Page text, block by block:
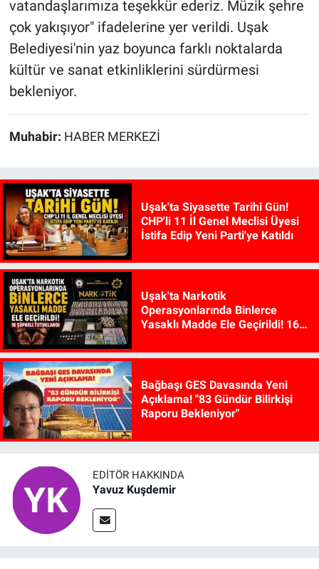
vatandaşlarımıza teşekkür ederiz. Müzik şehre
çok yakışıyor" ifadelerine yer verildi. Uşak
Belediyesi'nin yaz boyunca farklı noktalarda
kültür ve sanat etkinliklerini sürdürmesi
bekleniyor.
Muhabir: HABER MERKEZİ
Uşak'ta Siyasette Tarihi Gün!
CHP'li 11 İl Genel Meclisi Üyesi
İstifa Edip Yeni Parti'ye Katıldı
Uşak'ta Narkotik
Operasyonlarında Binlerce
Yasaklı Madde Ele Geçirildi! 16
Bağbaşı GES Davasında Yeni
Açıklama! "83 Gündür Bilirkişi
Raporu Bekleniyor"
EDITÖR HAKKINDA
Yavuz Kuşdemir